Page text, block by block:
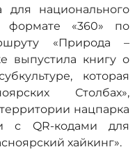
для национального
формате «360» по
«Природа –
выпустила книгу о
которая
Столбах»,
нацпарка
с QR-кодами для
хайкинг».